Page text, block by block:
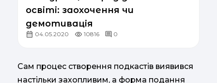
освіті: заохочення чи
демотивація
04.05.2020 10816 0
Сам процес створення подкастів виявився
настільки захопливим, а форма подання